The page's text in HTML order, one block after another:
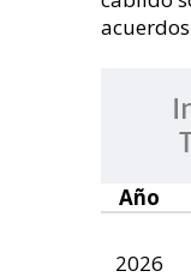
acuerdos
Año
2026